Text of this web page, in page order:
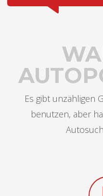
Es gibt unzähligen
benutzen, aber